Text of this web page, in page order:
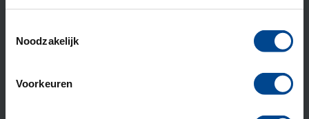
Noodzakelijk
Voorkeuren